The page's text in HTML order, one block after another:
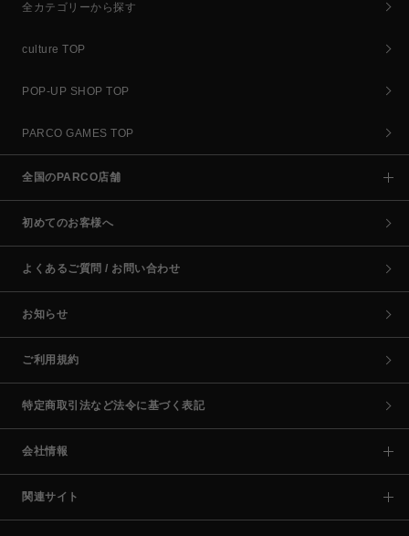
全カテゴリーから探す
culture TOP
POP-UP SHOP TOP
PARCO GAMES TOP
全国のPARCO店舗
初めてのお客様へ
よくあるご質問 / お問い合わせ
お知らせ
ご利用規約
特定商取引法など法令に基づく表記
会社情報
関連サイト